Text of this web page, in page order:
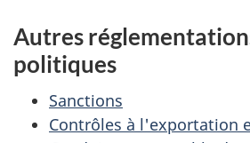
Autres
politiques
Sanctions
Contrôles à l'exportation